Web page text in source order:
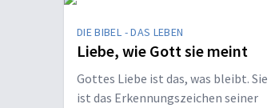
DIE BIBEL - DAS LEBEN
Liebe, wie Gott sie meint
Gottes Liebe ist das, was bleibt. Sie
ist das Erkennungszeichen seiner